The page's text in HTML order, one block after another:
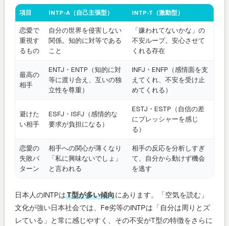
項目 INTP-A（自己主張型） INTP-T（激動型）
恋愛で
重視す
るもの
自分の世界を侵害しない
関係。知的に対等である
こと
「嫌われてないかな」の
不安ループ。安心させて
くれる存在
最高の
相手
ENTJ・ENTP（知的に対
等に渡り合え、互いの独
立性を尊重）
INFJ・ENFP（感情面を支
えてくれ、不安を受け止
めてくれる）
避けた
い相手
ESFJ・ISFJ（感情的な
要求が負担になる）
ESTJ・ESTP（自信の差
にプレッシャーを感じ
る）
恋愛の
失敗パ
ターン
相手への関心が薄くなり
「私に興味ないでしょ」
と言われる
相手の反応を分析しすぎ
て、自分から動けず機会
を逃す
日本人のINTPはT型が多い傾向にあります。「空気を読む」
文化が強い日本社会では、Fe劣等のINTPは「自分は周りとズ
レている」と常に感じやすく、その不安がT型の特徴をさらに